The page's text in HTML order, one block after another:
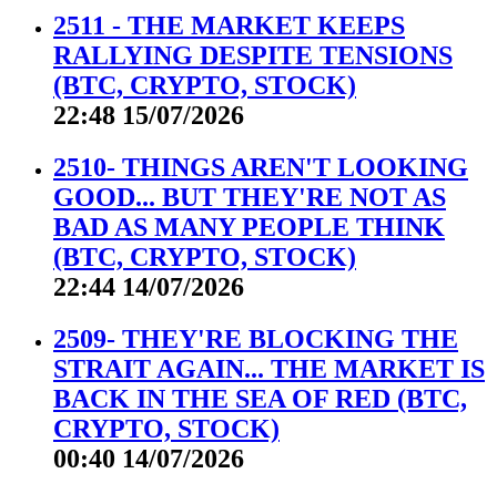
2511 - THE MARKET KEEPS
RALLYING DESPITE TENSIONS
(BTC, CRYPTO, STOCK)
22:48 15/07/2026
2510- THINGS AREN'T LOOKING
GOOD... BUT THEY'RE NOT AS
BAD AS MANY PEOPLE THINK
(BTC, CRYPTO, STOCK)
22:44 14/07/2026
2509- THEY'RE BLOCKING THE
STRAIT AGAIN... THE MARKET IS
BACK IN THE SEA OF RED (BTC,
CRYPTO, STOCK)
00:40 14/07/2026